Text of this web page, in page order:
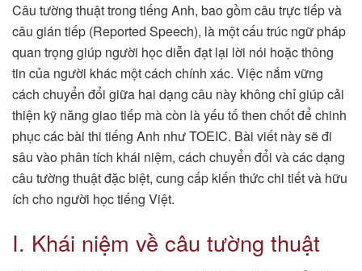
Câu tường thuật trong tiếng Anh, bao gồm câu trực tiếp và
câu gián tiếp (Reported Speech), là một cấu trúc ngữ pháp
quan trọng giúp người học diễn đạt lại lời nói hoặc thông
tin của người khác một cách chính xác. Việc nắm vững
cách chuyển đổi giữa hai dạng câu này không chỉ giúp cải
thiện kỹ năng giao tiếp mà còn là yếu tố then chốt để chinh
phục các bài thi tiếng Anh như TOEIC. Bài viết này sẽ đi
sâu vào phân tích khái niệm, cách chuyển đổi và các dạng
câu tường thuật đặc biệt, cung cấp kiến thức chi tiết và hữu
ích cho người học tiếng Việt.
I. Khái niệm về câu tường thuật